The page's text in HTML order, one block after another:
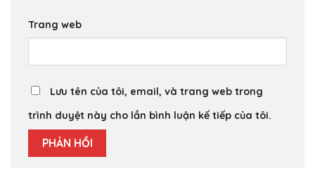
Trang web
Lưu tên của tôi, email, và trang web trong
trình duyệt này cho lần bình luận kế tiếp của tôi.